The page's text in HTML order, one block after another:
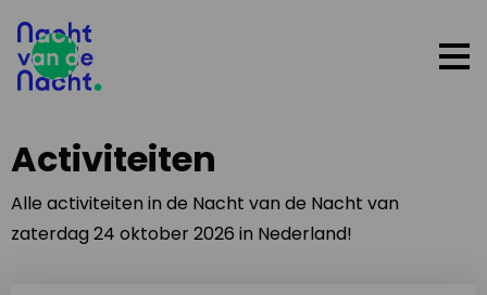
Activiteiten
Alle activiteiten in de Nacht van de Nacht van
zaterdag 24 oktober 2026 in Nederland!